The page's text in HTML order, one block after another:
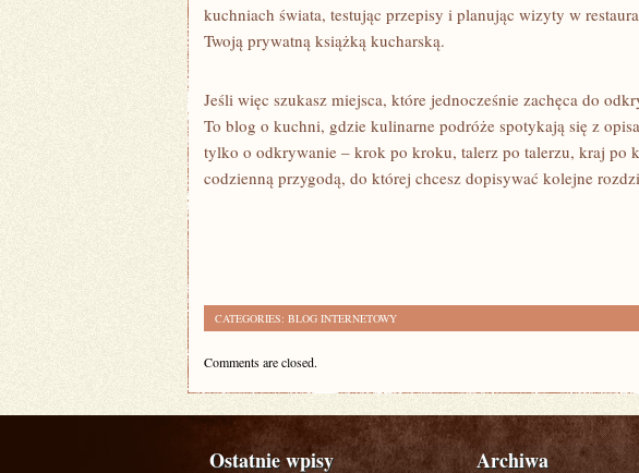
kuchniach świata, testując przepisy i planując wizyty w
Twoją prywatną książką kucharską.
Jeśli więc szukasz miejsca, które jednocześnie zachęca do
To blog o kuchni, gdzie kulinarne podróże spotykają się z
tylko o odkrywanie – krok po kroku, talerz po talerzu, kraj po
codzienną przygodą, do której chcesz dopisywać kolejne
CATEGORIES: BLOG INTERNETOWY
Comments are closed.
Ostatnie wpisy Archiwa